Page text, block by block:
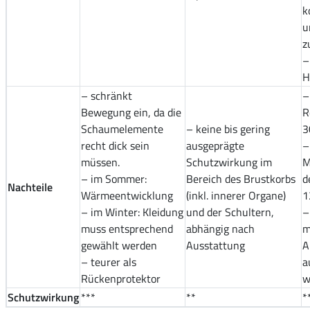
Nachteile
– schränkt
Bewegung ein, da die
Schaumelemente
recht dick sein
müssen.
– im Sommer:
Wärmeentwicklung
– im Winter: Kleidung
muss entsprechend
gewählt werden
– teurer als
Rückenprotektor
– keine bis gering
ausgeprägte
Schutzwirkung im
Bereich des Brustkorbs
(inkl. innerer Organe)
und der Schultern,
abhängig nach
Ausstattung
–
Schutzwirkung*** **